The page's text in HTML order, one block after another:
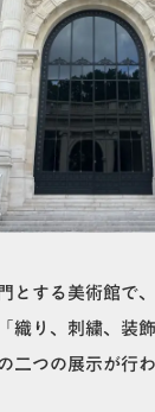
とする美術館で
織り、刺繍、装
二つの展示が行